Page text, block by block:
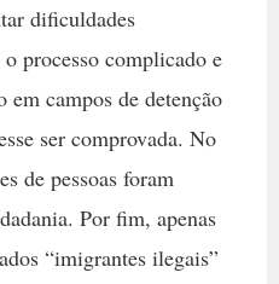
dificuldades
processo complicado e
campos de detenção
ser comprovada. No
de pessoas foram
Por fim, apenas
“imigrantes ilegais”